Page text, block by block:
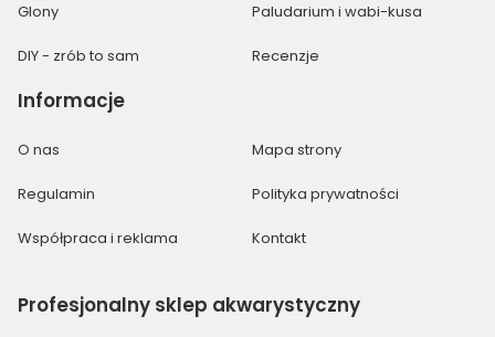
Glony Paludarium i wabi-kusa
DIY - zrób to sam Recenzje
Informacje
O nas Mapa strony
Regulamin Polityka prywatności
Współpraca i reklama Kontakt
Profesjonalny sklep akwarystyczny